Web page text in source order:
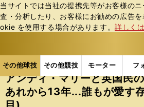
当サイトでは当社の提携先等がお客様の
査・分析したり、お客様にお勧めの広告
okie を使⽤する場合があります。詳しく
その他球技 その他競技 モーター フ
ス
ポ
ル
テ
その他球技の記事一覧 テニス
アンディ・マリーと英国民
あれから13年...誰もが愛す